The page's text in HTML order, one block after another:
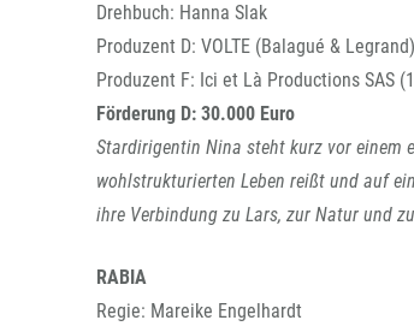
Drehbuch: Hanna Slak
Produzent D: VOLTE (Balagué &
Produzent F: Ici et Là Productions SAS
Förderung D: 30.000 Euro
Stardirigentin Nina steht kurz vor einem
wohlstrukturierten Leben reißt und auf
ihre Verbindung zu Lars, zur Natur und
RABIA
Regie: Mareike Engelhardt